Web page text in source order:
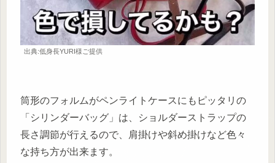
出典:低身長YURI様ご提供
筒形のフォルムがペンライトケースにもピッタリの
「シリンダーバッグ」は、ショルダーストラップの
長さ調節が行えるので、肩掛けや斜め掛けなど色々
な持ち方が出来ます。